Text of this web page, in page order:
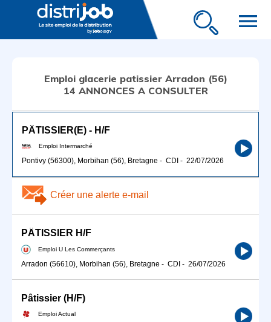
menu
Emploi glacerie patissier Arradon (56)
14 ANNONCES A CONSULTER
PÂTISSIER(E) - H/F
Emploi Intermarché
Pontivy (56300), Morbihan (56), Bretagne - CDI - 22/07/2026
Créer une alerte e-mail
PÂTISSIER H/F
Emploi U Les Commerçants
Arradon (56610), Morbihan (56), Bretagne - CDI - 26/07/2026
Pâtissier (H/F)
Emploi Actual